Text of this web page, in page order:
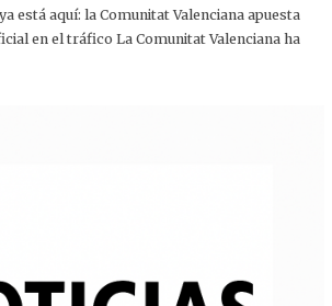
está aquí: la Comunitat Valenciana apuesta
en el tráfico La Comunitat Valenciana ha